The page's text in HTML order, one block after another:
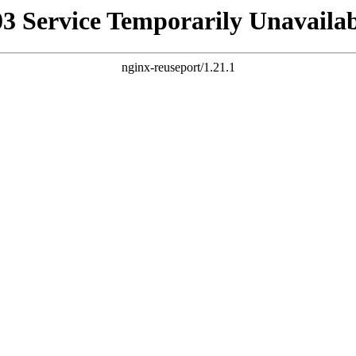
Service Temporarily
nginx-reuseport/1.21.1